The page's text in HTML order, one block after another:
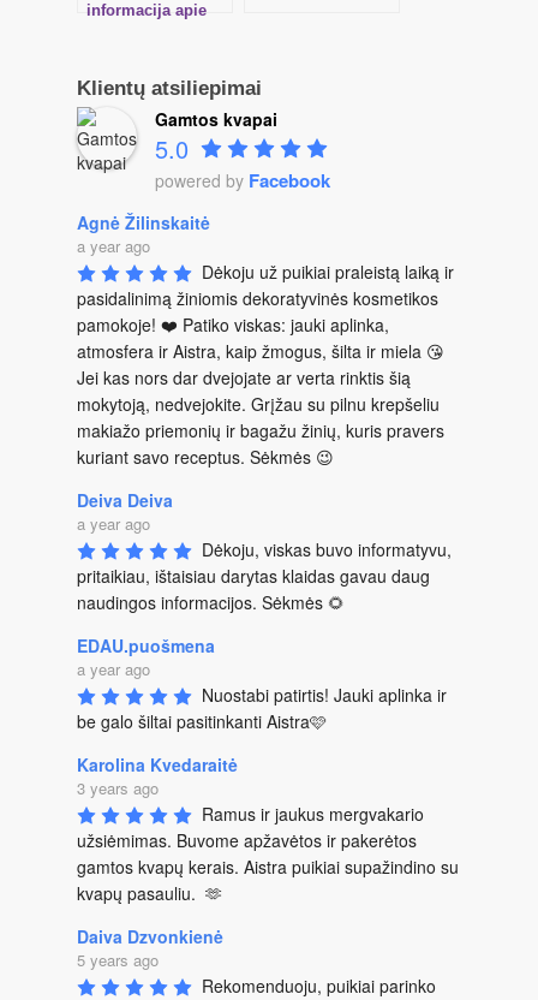
informacija apie
Klientų atsiliepimai
Gamtos kvapai
5.0
powered by Facebook
Agnė Žilinskaitė
a year ago
Dėkoju už puikiai praleistą laiką ir
pasidalinimą žiniomis dekoratyvinės kosmetikos
pamokoje! ❤️ Patiko viskas: jauki aplinka,
atmosfera ir Aistra, kaip žmogus, šilta ir miela 😘
Jei kas nors dar dvejojate ar verta rinktis šią
mokytoją, nedvejokite. Grįžau su pilnu krepšeliu
makiažo priemonių ir bagažu žinių, kuris pravers
kuriant savo receptus. Sėkmės 😉
Deiva Deiva
a year ago
Dėkoju, viskas buvo informatyvu,
pritaikiau, ištaisiau darytas klaidas gavau daug
naudingos informacijos. Sėkmės 🌻
EDAU.puošmena
a year ago
Nuostabi patirtis! Jauki aplinka ir
be galo šiltai pasitinkanti Aistra🩷
Karolina Kvedaraitė
3 years ago
Ramus ir jaukus mergvakario
užsiėmimas. Buvome apžavėtos ir pakerėtos
gamtos kvapų kerais. Aistra puikiai supažindino su
kvapų pasauliu.  🫶
Daiva Dzvonkienė
5 years ago
Rekomenduoju, puikiai parinko